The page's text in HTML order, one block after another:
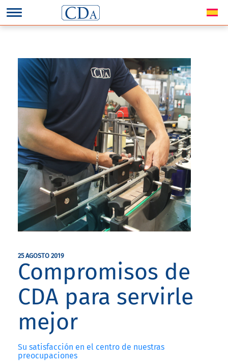
25 AGOSTO 2019
Compromisos de
CDA para servirle
mejor
Su satisfacción en el centro de nuestras
preocupaciones